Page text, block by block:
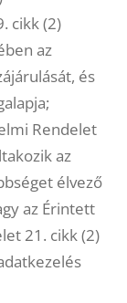
cikk (2)
az
és
Rendelet
az
élvező
az Érintett
21. cikk (2)